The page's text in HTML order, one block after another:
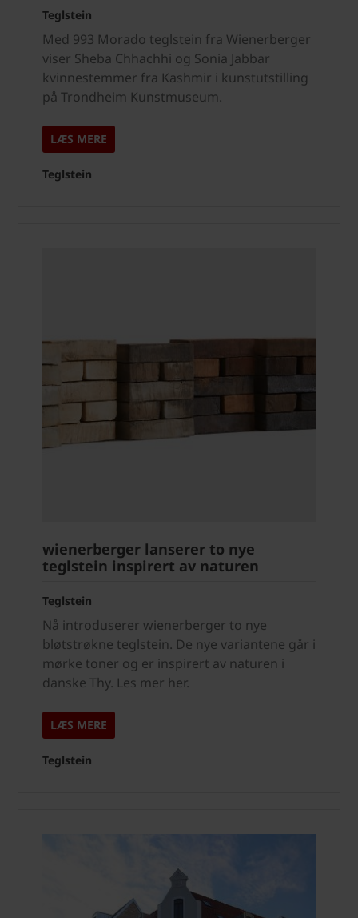
Teglstein
Med 993 Morado teglstein fra Wienerberger
viser Sheba Chhachhi og Sonia Jabbar
kvinnestemmer fra Kashmir i kunstutstilling
på Trondheim Kunstmuseum.
LÆS MERE
Teglstein
wienerberger lanserer to nye
teglstein inspirert av naturen
Teglstein
Nå introduserer wienerberger to nye
bløtstrøkne teglstein. De nye variantene går i
mørke toner og er inspirert av naturen i
danske Thy. Les mer her.
LÆS MERE
Teglstein